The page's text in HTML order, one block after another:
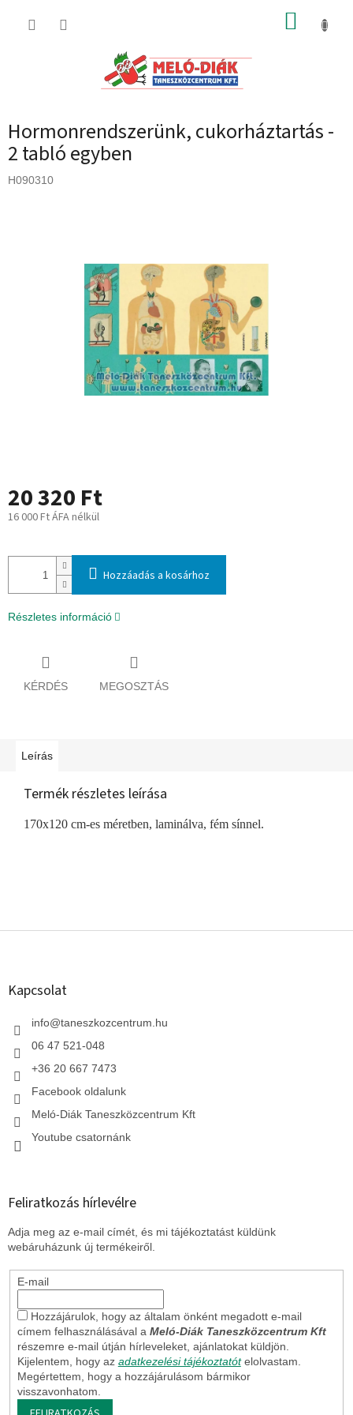
KOSÁR
Hormonrendszerünk, cukorháztartás -
2 tabló egyben
H090310
20 320 Ft
16 000 Ft ÁFA nélkül
Hozzáadás a kosárhoz
Részletes információ
KÉRDÉS MEGOSZTÁS
Leírás
Termék részletes leírása
170x120 cm-es méretben, laminálva, fém sínnel.
L
Kapcsolat
info@taneszkozcentrum.hu
06 47 521-048
+36 20 667 7473
Facebook oldalunk
Meló-Diák Taneszközcentrum Kft
Youtube csatornánk
Feliratkozás hírlevélre
Adja meg az e-mail címét, és mi tájékoztatást küldünk
webáruházunk új termékeiről.
E-mail
Hozzájárulok, hogy az általam önként megadott e-mail
címem felhasználásával a Meló-Diák Taneszközcentrum Kft
részemre e-mail útján hírleveleket, ajánlatokat küldjön.
Kijelentem, hogy az adatkezelési tájékoztatót elolvastam.
Megértettem, hogy a hozzájárulásom bármikor
visszavonhatom.